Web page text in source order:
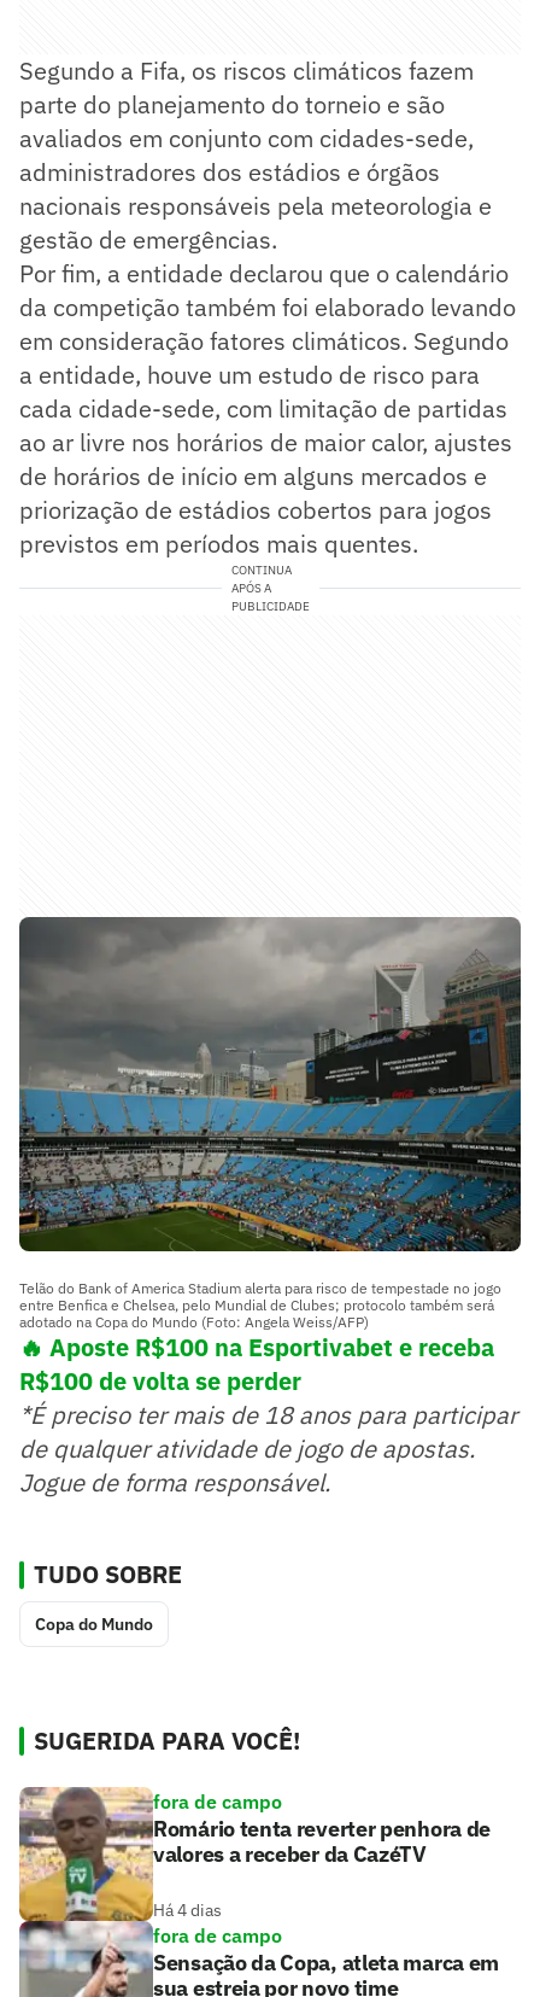
Segundo a Fifa, os riscos climáticos fazem
parte do planejamento do torneio e são
avaliados em conjunto com cidades-sede,
administradores dos estádios e órgãos
nacionais responsáveis pela meteorologia e
gestão de emergências.
Por fim, a entidade declarou que o calendário
da competição também foi elaborado levando
em consideração fatores climáticos. Segundo
a entidade, houve um estudo de risco para
cada cidade-sede, com limitação de partidas
ao ar livre nos horários de maior calor, ajustes
de horários de início em alguns mercados e
priorização de estádios cobertos para jogos
previstos em períodos mais quentes.
CONTINUA
APÓS A
PUBLICIDADE
Telão do Bank of America Stadium alerta para risco de tempestade no jogo
entre Benfica e Chelsea, pelo Mundial de Clubes; protocolo também será
adotado na Copa do Mundo (Foto: Angela Weiss/AFP)
🔥 Aposte R$100 na Esportivabet e receba
R$100 de volta se perder
*É preciso ter mais de 18 anos para participar
de qualquer atividade de jogo de apostas.
Jogue de forma responsável.
TUDO SOBRE
Copa do Mundo
SUGERIDA PARA VOCÊ!
fora de campo
Romário tenta reverter penhora de
valores a receber da CazéTV
Há 4 dias
fora de campo
Sensação da Copa, atleta marca em
sua estreia por novo time